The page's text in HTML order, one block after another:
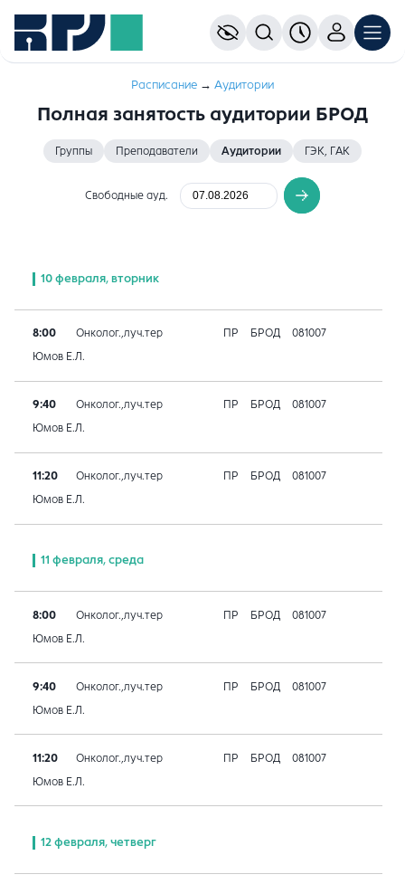
Расписание → Аудитории
Полная занятость аудитории БРОД
Группы Преподаватели Аудитории ГЭК, ГАК
Свободные ауд.
10 февраля, вторник
8:00 Онколог.,луч.тер ПР БРОД 081007
Юмов Е.Л.
9:40 Онколог.,луч.тер ПР БРОД 081007
Юмов Е.Л.
11:20 Онколог.,луч.тер ПР БРОД 081007
Юмов Е.Л.
11 февраля, среда
8:00 Онколог.,луч.тер ПР БРОД 081007
Юмов Е.Л.
9:40 Онколог.,луч.тер ПР БРОД 081007
Юмов Е.Л.
11:20 Онколог.,луч.тер ПР БРОД 081007
Юмов Е.Л.
12 февраля, четверг